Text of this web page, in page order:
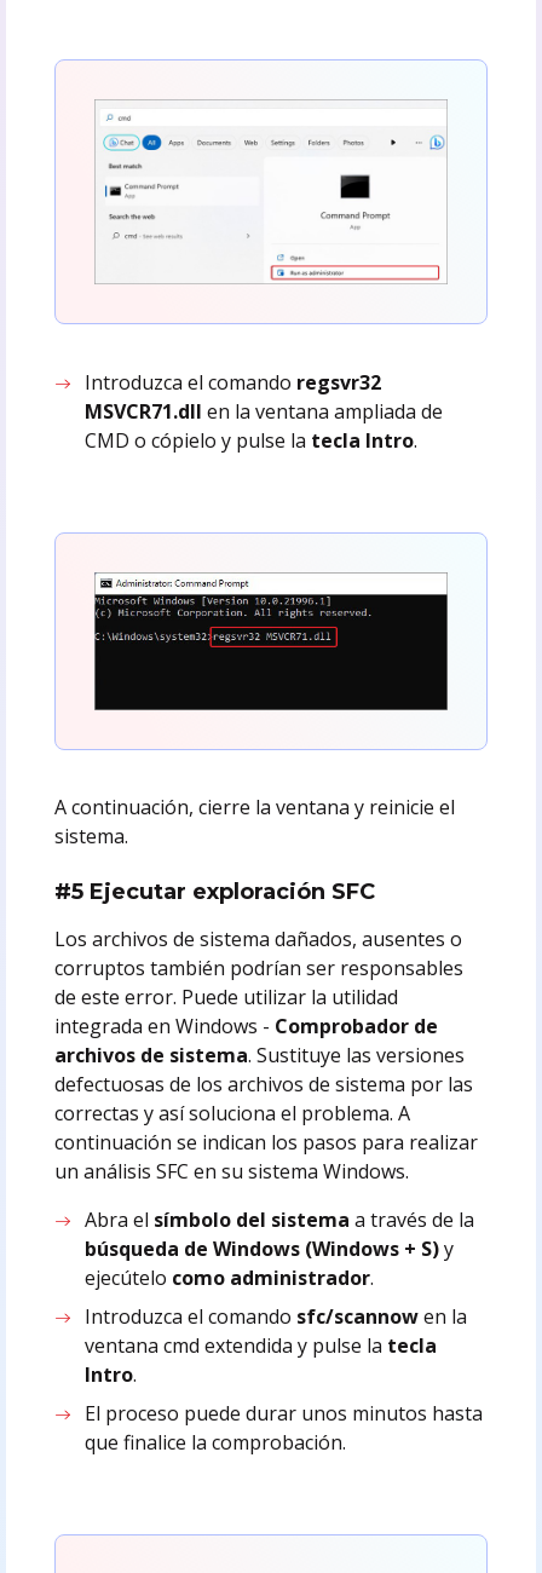
Introduzca el comando regsvr32
MSVCR71.dllen la ventana ampliada de
CMD o cópielo y pulse la tecla Intro.
A continuación, cierre la ventana y reinicie el
sistema.
#5 Ejecutar exploración SFC
Los archivos de sistema dañados, ausentes o
corruptos también podrían ser responsables
de este error. Puede utilizar la utilidad
integrada en Windows - Comprobador de
archivos de sistema. Sustituye las versiones
defectuosas de los archivos de sistema por las
correctas y así soluciona el problema. A
continuación se indican los pasos para realizar
un análisis SFC en su sistema Windows.
Abra el símbolo del sistemaa través de la
búsqueda de Windows (Windows + S)y
ejecútelo como administrador.
Introduzca el comando sfc/scannowen la
ventana cmd extendida y pulse la tecla
Intro.
El proceso puede durar unos minutos hasta
que finalice la comprobación.